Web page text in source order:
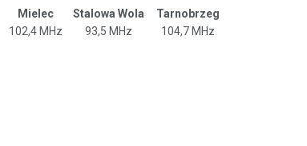
Mielec Stalowa Wola
Tarnobrzeg
102,4 MHz 93,5 MHz 104,7 MHz